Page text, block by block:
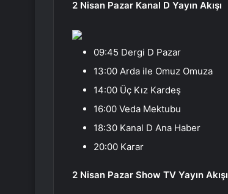
2 Nisan Pazar Kanal D Yayın Akışı
09:45 Dergi D Pazar
13:00 Arda ile Omuz Omuza
14:00 Üç Kız Kardeş
16:00 Veda Mektubu
18:30 Kanal D Ana Haber
20:00 Karar
2 Nisan Pazar Show TV Yayın Akışı